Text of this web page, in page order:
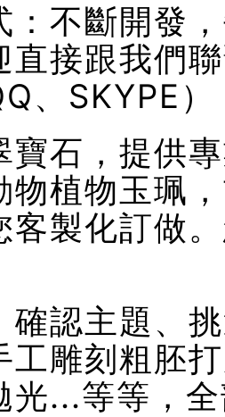
：不斷開發
直接跟我們
、SKYPE）
寶石，提供
物植物玉珮
客製化訂做
確認主題、
工雕刻粗胚
光...等等，